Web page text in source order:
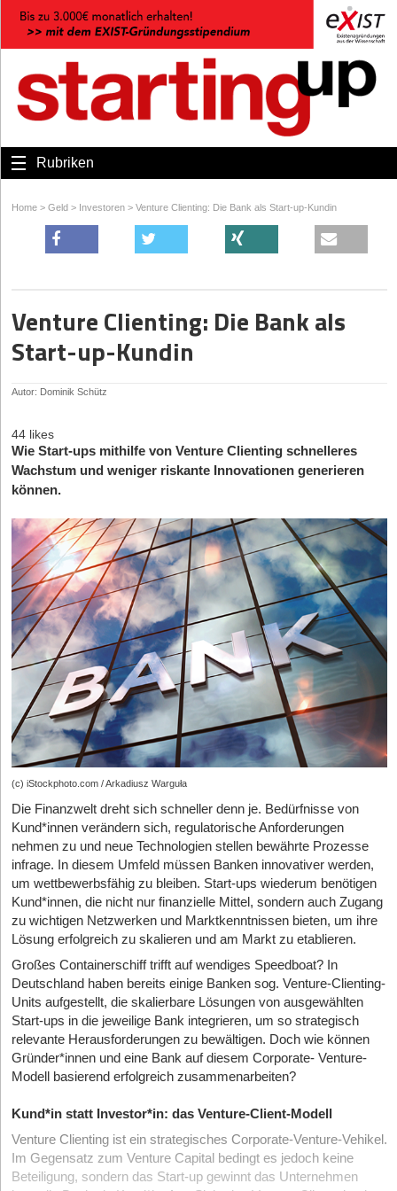
Rubriken
Home > Geld > Investoren > Venture Clienting: Die Bank als Start-up-Kundin
Venture Clienting: Die Bank als
Start-up-Kundin
Autor: Dominik Schütz
44 likes
Wie Start-ups mithilfe von Venture Clienting schnelleres
Wachstum und weniger riskante Innovationen generieren
können.
(c) iStockphoto.com / Arkadiusz Warguła
Die Finanzwelt dreht sich schneller denn je. Bedürfnisse von
Kund*innen verändern sich, regulatorische Anforderungen
nehmen zu und neue Technologien stellen bewährte Prozesse
infrage. In diesem Umfeld müssen Banken innovativer werden,
um wettbewerbsfähig zu bleiben. Start-ups wiederum benötigen
Kund*innen, die nicht nur finanzielle Mittel, sondern auch Zugang
zu wichtigen Netzwerken und Marktkenntnissen bieten, um ihre
Lösung erfolgreich zu skalieren und am Markt zu etablieren.
Großes Containerschiff trifft auf wendiges Speedboat? In
Deutschland haben bereits einige Banken sog. Venture-Clienting-
Units aufgestellt, die skalierbare Lösungen von ausgewählten
Start-ups in die jeweilige Bank integrieren, um so strategisch
relevante Herausforderungen zu bewältigen. Doch wie können
Gründer*innen und eine Bank auf diesem Corporate- Venture-
Modell basierend erfolgreich zusammenarbeiten?
Kund*in statt Investor*in: das Venture-Client-Modell
Venture Clienting ist ein strategisches Corporate-Venture-Vehikel.
Im Gegensatz zum Venture Capital bedingt es jedoch keine
Beteiligung, sondern das Start-up gewinnt das Unternehmen